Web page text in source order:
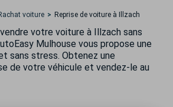
voiture Reprise de voiture à Illzach
votre voiture à Illzach sans
Mulhouse vous propose une
sans stress. Obtenez une
de votre véhicule et vendez-le au